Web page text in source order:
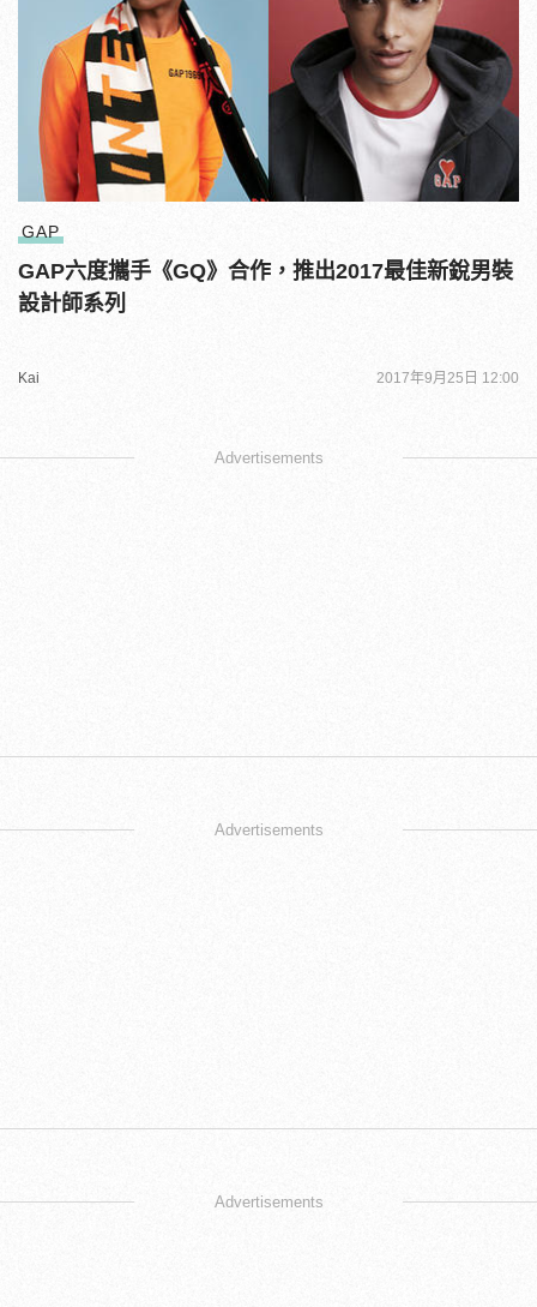
GAP
GAP六度攜手《GQ》合作，推出2017最佳新銳男裝
設計師系列
Kai 2017年9月25日 12:00
Advertisements
Advertisements
Advertisements